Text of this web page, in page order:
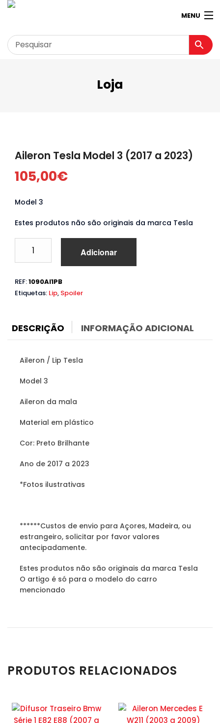
MENU
Garagem
Loja Virtual 360º
Loja
Aileron Tesla Model 3 (2017 a 2023)
105,00€
Model 3
Estes produtos não são originais da marca Tesla
Aileron
Model
3
2023)
Adicionar
REF:1090AI1PB
Etiquetas: Lip, Spoiler
DESCRIÇÃO INFORMAÇÃO ADICIONAL
Aileron / Lip Tesla
Model 3
Aileron da mala
Material em plástico
Cor: Preto Brilhante
Ano de 2017 a 2023
*Fotos ilustrativas
******Custos de envio para Açores, Madeira, ou
estrangeiro, solicitar por favor valores
antecipadamente.
Estes produtos não são originais da marca Tesla
O artigo é só para o modelo do carro
mencionado
PRODUTOS RELACIONADOS